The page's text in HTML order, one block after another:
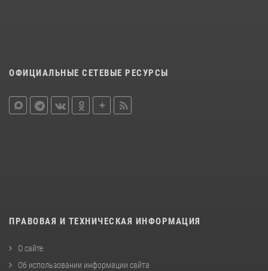
ОФИЦИАЛЬНЫЕ СЕТЕВЫЕ РЕСУРСЫ
ПРАВОВАЯ И ТЕХНИЧЕСКАЯ ИНФОРМАЦИЯ
О сайте
Об использовании информации сайта